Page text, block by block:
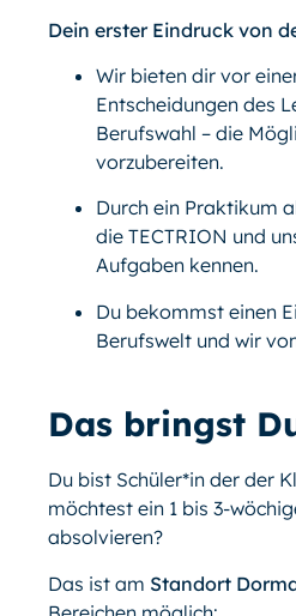
Dein erster Eindruck von
Wir bieten dir vor
Entscheidungen des
Berufswahl – die
vorzubereiten.
Durch ein Praktikum
die TECTRION und
Aufgaben kennen.
Du bekommst einen
Berufswelt und wir
Das bringst
Du bist Schüler*in der der
möchtest ein 1 bis 3-
absolvieren?
Das ist am Standort